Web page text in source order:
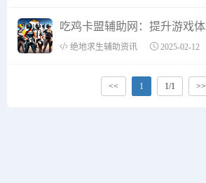
绝地求生辅助资讯 2025-02-12
<< 1 1/1 >>